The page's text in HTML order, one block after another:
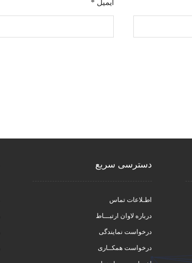
ایمیل *
دسترسی سریع
اطـلاعات تماس
درباره لاوان ارتبـــاط
درخواست نمایندگی
درخواست همکــاری